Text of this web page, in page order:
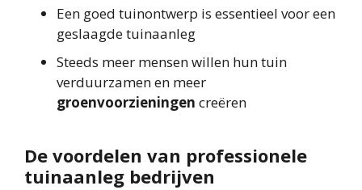
Een goed tuinontwerp is essentieel voor een
geslaagde tuinaanleg
Steeds meer mensen willen hun tuin
verduurzamen en meer
groenvoorzieningen creëren
De voordelen van professionele
tuinaanleg bedrijven